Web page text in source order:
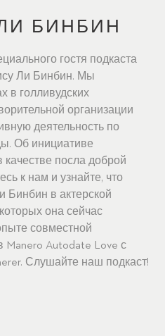
БИНБИН
гостя подкаста
Ли Бинбин. Мы
в голливудских
организации
деятельность по
Об инициативе
качестве посла доброй
к нам и узнайте, что
Бинбин в актерской
она сейчас
совместной
Manero Autodate Love с
Слушайте наш подкаст!